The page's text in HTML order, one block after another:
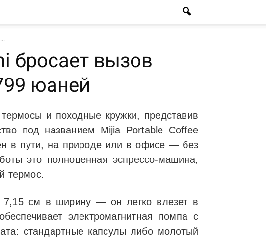
бросает вызов
юаней
и походные кружки, представив
под названием Mijia Portable Coffee
в пути, на природе или в офисе — без
это полноценная эспрессо-машина,
термос.
7,15 см в ширину — он легко влезет в
электромагнитная помпа с
стандартные капсулы либо молотый